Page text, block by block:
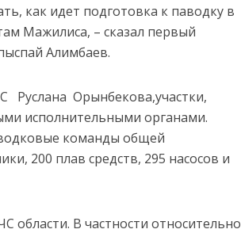
как идет подготовка к паводку в
Мажилиса, – сказал первый
Алимбаев.
Руслана Орынбекова,участки,
исполнительными органами.
команды общей
200 плав средств, 295 насосов и
области. В частности относительно